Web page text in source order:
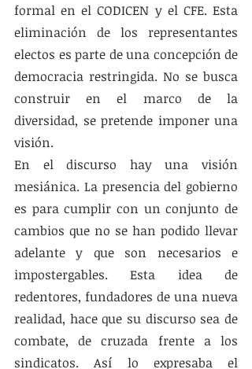
formal en el CODICEN y el CFE. Esta
eliminación de los representantes
electos es parte de una concepción de
democracia restringida. No se busca
construir en el marco de la
diversidad, se pretende imponer una
visión.
En el discurso hay una visión
mesiánica. La presencia del gobierno
es para cumplir con un conjunto de
cambios que no se han podido llevar
adelante y que son necesarios e
impostergables. Esta idea de
redentores, fundadores de una nueva
realidad, hace que su discurso sea de
combate, de cruzada frente a los
sindicatos. Así lo expresaba el